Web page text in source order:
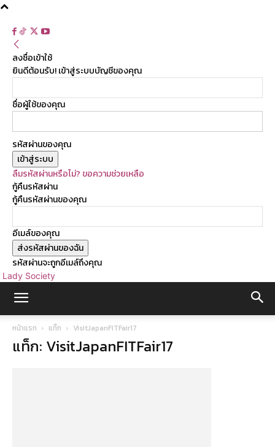
ลงชื่อเข้าใช้
ยินดีต้อนรับ! เข้าสู่ระบบบัญชีของคุณ
ชื่อผู้ใช้ของคุณ
รหัสผ่านของคุณ
ลืมรหัสผ่านหรือไม่? ขอความช่วยเหลือ
กู้คืนรหัสผ่าน
กู้คืนรหัสผ่านของคุณ
อีเมล์ของคุณ
รหัสผ่านจะถูกอีเมล์ถึงคุณ
Lady Society
หน้าแรก แท็ก VisitJapanFITFair17
แท็ก: VisitJapanFITFair17